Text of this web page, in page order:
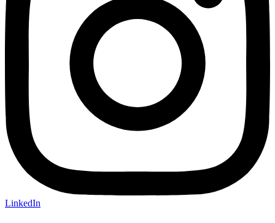
LinkedIn